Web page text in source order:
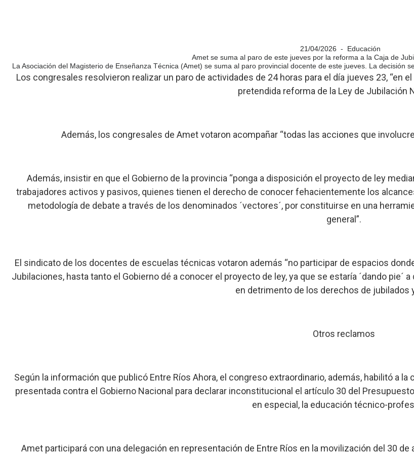
21/04/2026 - Educación
Amet se suma al paro de este jueves por la reforma a la Caja de
La Asociación del Magisterio de Enseñanza Técnica (Amet) se suma al paro provincial docente de este jueves. La decisión
Los congresales resolvieron realizar un paro de actividades de 24 horas para el día jueves 23, “en
pretendida reforma de la Ley de Jubilación
Además, los congresales de Amet votaron acompañar “todas las acciones que
Además, insistir en que el Gobierno de la provincia “ponga a disposición el proyecto de ley
trabajadores activos y pasivos, quienes tienen el derecho de conocer fehacientemente los
metodología de debate a través de los denominados ´vectores´, por constituirse en una
general”.
El sindicato de los docentes de escuelas técnicas votaron además “no participar de espacios
Jubilaciones, hasta tanto el Gobierno dé a conocer el proyecto de ley, ya que se estaría ´dando
en detrimento de los derechos de jubilados
Otros reclamos
Según la información que publicó Entre Ríos Ahora, el congreso extraordinario, además, habilitó a
presentada contra el Gobierno Nacional para declarar inconstitucional el artículo 30 del
en especial, la educación técnico-
Amet participará con una delegación en representación de Entre Ríos en la movilización del 30